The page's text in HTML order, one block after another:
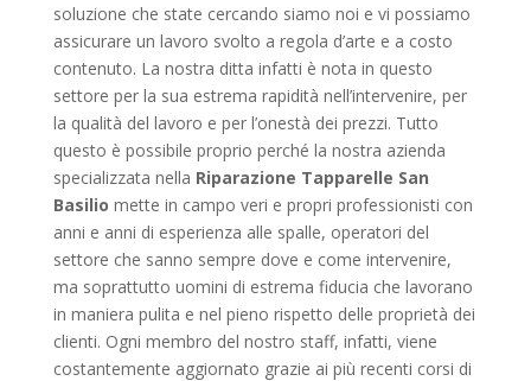
soluzione che state cercando siamo noi e vi possiamo
assicurare un lavoro svolto a regola d’arte e a costo
contenuto. La nostra ditta infatti è nota in questo
settore per la sua estrema rapidità nell’intervenire, per
la qualità del lavoro e per l’onestà dei prezzi. Tutto
questo è possibile proprio perché la nostra azienda
specializzata nella Riparazione Tapparelle San
Basilio mette in campo veri e propri professionisti con
anni e anni di esperienza alle spalle, operatori del
settore che sanno sempre dove e come intervenire,
ma soprattutto uomini di estrema fiducia che lavorano
in maniera pulita e nel pieno rispetto delle proprietà dei
clienti. Ogni membro del nostro staff, infatti, viene
costantemente aggiornato grazie ai più recenti corsi di